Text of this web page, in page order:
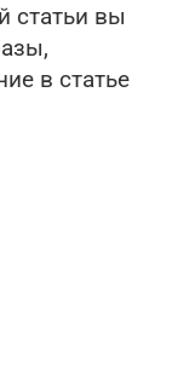
статьи вы
в статье